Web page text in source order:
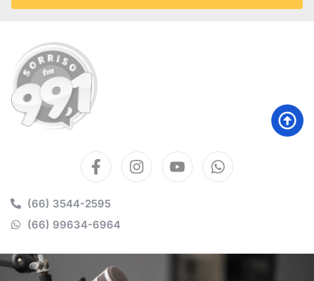
(66) 3544-2595
(66) 99634-6964